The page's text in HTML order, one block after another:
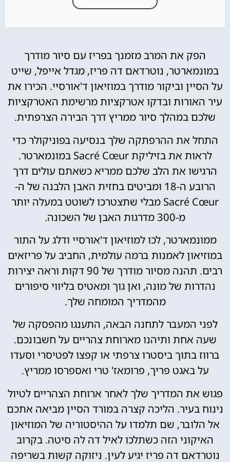
הפק את המרב מזמנך בפריז עם סיור מודרך
במונמארטר, נוטרדאם דה פריז, מגדל אייפל, שייט
על הסיין וביקור מודרך במוזיאון ד'אורסיי. הכירו את
עיר האורות ובדקו אטרקציות מרשימת האטרקציות
שלכם במהלך סיור ממריץ דרך הבירה הצרפתית.
התחל את ההרפתקה שלך בנסיעה בפוניקולר כדי
לראות את בזיליקת Sacré Cœur במונמארטר.
הרגישו את הלב שלכם ממריא כשאתם עולים דרך
הרובע ה-18 ומביטים בחזית האבן הלבנה של ה-
Sacré Cœur מבלי שתצטרכו לשוטט במעלה יותר
מ-300 מדרגות האבן של השכונה.
ממונמארטר, לכו למוזיאון ד'אורסיי ודלג על התור
במוזיאון לאמנות ברמה עולמית, החביב על פריזאים
רבים. תהנה מסיור מודרך של 90 דקות וראה יצירות
נהדרות של מונה, ואן גוך ומאטיס בליווי סיפורים
מהמדריך המומחה שלך.
לפני המעבר לתחנה הבאה, התענגו מהפסקה של
שעה אחת ותיהנו מארוחת צהריים על חשבונכם.
ברווז בתוך ביסטרו צרפתי או קפצו לפטיסרי וסעדו
על באגט פריך, פרומאז' טרי ואספרסו ממריץ.
פגוש את המדריך שלך לאחר ארוחת הצהריים לטיול
נינוח בעיר. הליכה קצרה במורד הסיין מביאה אתכם
אל הלובר, שם תלמדו על ההיסטוריה של המוזיאון
האיקוני הזה כשתלכו לאיל דה לה סיטה. בקרוב
נוטרדאם דה פריז יגיע לעין. ניזוקה קשות בשריפה